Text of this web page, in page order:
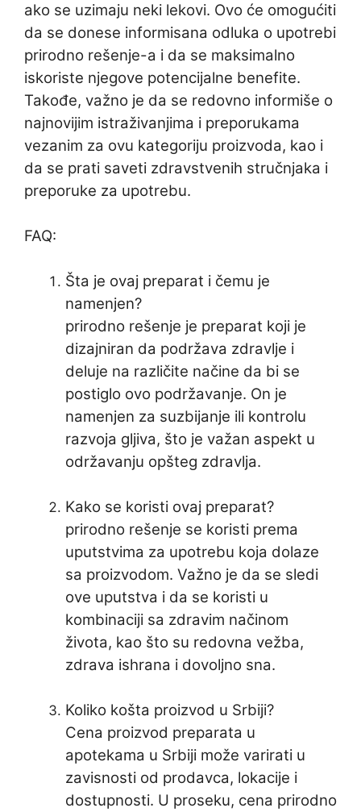
ako se uzimaju neki lekovi. Ovo će omogućiti
da se donese informisana odluka o upotrebi
prirodno rešenje-a i da se maksimalno
iskoriste njegove potencijalne benefite.
Takođe, važno je da se redovno informiše o
najnovijim istraživanjima i preporukama
vezanim za ovu kategoriju proizvoda, kao i
da se prati saveti zdravstvenih stručnjaka i
preporuke za upotrebu.
FAQ:
Šta je ovaj preparat i čemu je
namenjen?
prirodno rešenje je preparat koji je
dizajniran da podržava zdravlje i
deluje na različite načine da bi se
postiglo ovo podržavanje. On je
namenjen za suzbijanje ili kontrolu
razvoja gljiva, što je važan aspekt u
održavanju opšteg zdravlja.
Kako se koristi ovaj preparat?
prirodno rešenje se koristi prema
uputstvima za upotrebu koja dolaze
sa proizvodom. Važno je da se sledi
ove uputstva i da se koristi u
kombinaciji sa zdravim načinom
života, kao što su redovna vežba,
zdrava ishrana i dovoljno sna.
Koliko košta proizvod u Srbiji?
Cena proizvod preparata u
apotekama u Srbiji može varirati u
zavisnosti od prodavca, lokacije i
dostupnosti. U proseku, cena prirodno